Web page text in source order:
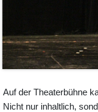
Auf der Theaterbühne
Nicht nur inhaltlich,